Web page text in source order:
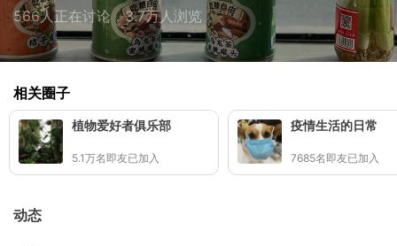
566人正在讨论，3.7万人浏览
相关圈子
植物爱好者俱乐部
5.1万名即友已加入
疫情生活的日常
7685名即友已加入
动态